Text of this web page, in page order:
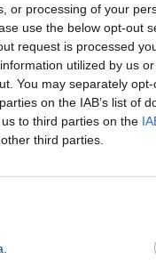
or processing of your
use the below opt-out
request is processed
utilized by us
You may separately
on the IAB’s list of
to third parties on the
third parties.